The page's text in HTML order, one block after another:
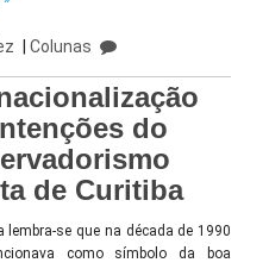
|Colunas
do
de Curitiba
lembra-se que na década de 1990
como símbolo da boa